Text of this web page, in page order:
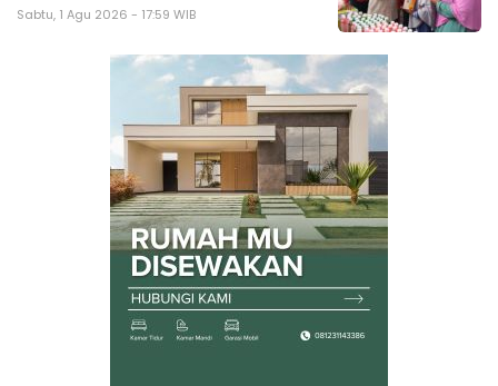
Sabtu, 1 Agu 2026 - 17:59 WIB